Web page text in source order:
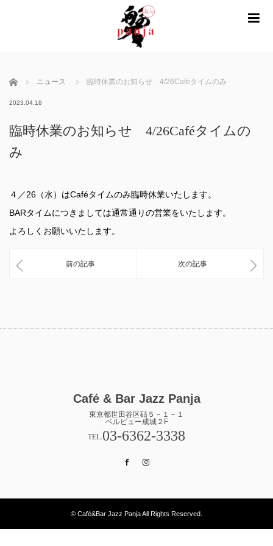
ホーム ニュース 臨時休業のお知らせ 4/26Caféタイムのみ
2023.04.18
臨時休業のお知らせ 4/26Caféタイムの
み
４／26（水）はCaféタイムのみ臨時休業いたします。
BARタイムにつきましては通常通りの営業をいたします。
よろしくお願いいたします。
前の記事 次の記事
Café & Bar Jazz Panja
東京都世田谷区砧５－１－１
ベルビュー成城２F
TEL.03-6362-3338
Facebook
© Café&Bar Jazz Panja All Rights Reserved.